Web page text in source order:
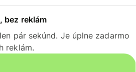
bez reklám
pár sekúnd. Je úplne zadarmo
reklám.